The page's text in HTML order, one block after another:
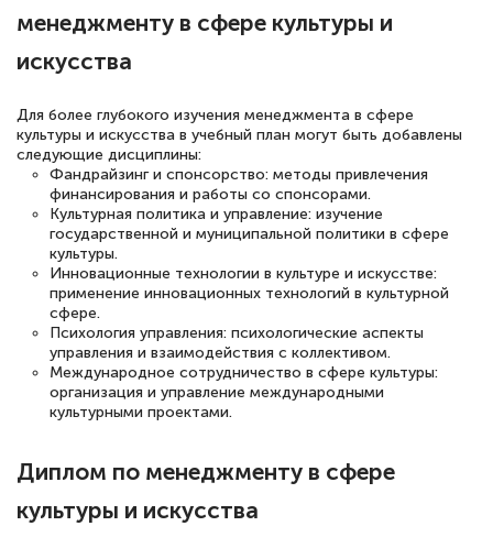
менеджменту в сфере культуры и
искусства
Для более глубокого изучения менеджмента в сфере
культуры и искусства в учебный план могут быть добавлены
следующие дисциплины:
Фандрайзинг и спонсорство: методы привлечения
финансирования и работы со спонсорами.
Культурная политика и управление: изучение
государственной и муниципальной политики в сфере
культуры.
Инновационные технологии в культуре и искусстве:
применение инновационных технологий в культурной
сфере.
Психология управления: психологические аспекты
управления и взаимодействия с коллективом.
Международное сотрудничество в сфере культуры:
организация и управление международными
культурными проектами.
Диплом по менеджменту в сфере
культуры и искусства